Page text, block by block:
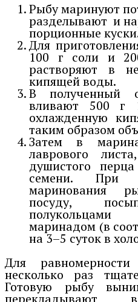
Рыбу маринуют
разделывают и
порционные
Для
100 г соли и
растворяют в
кипящей воды.
В полученный
вливают 500 г
охлажденную
таким образом
Затем в
лаврового
душистого
семени. При
маринования
посуду,
маринадом (в
на 3–5 суток в
Для
несколько раз
Готовую рыбу